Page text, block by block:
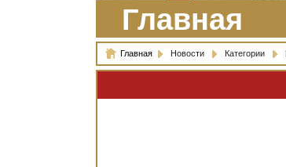
Главная
Главная Новости Категории